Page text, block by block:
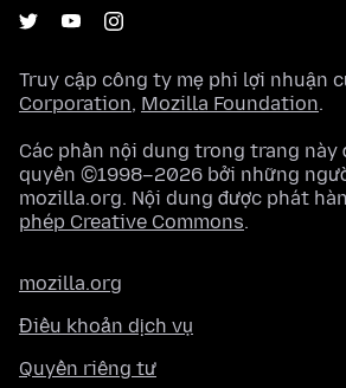
Truy cập công ty mẹ phi lợi nhuận
Corporation, Mozilla Foundation.
Các phần nội dung trong trang này
quyền ©1998–2026 bởi những
mozilla.org. Nội dung được phát
phép Creative Commons.
mozilla.org
Điều khoản dịch vụ
Quyền riêng tư